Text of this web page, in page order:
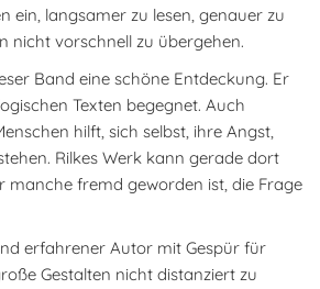
ein, langsamer zu lesen, genauer zu
nicht vorschnell zu übergehen.
Band eine schöne Entdeckung. Er
Texten begegnet. Auch
hilft, sich selbst, ihre Angst,
Rilkes Werk kann gerade dort
manche fremd geworden ist, die Frage
erfahrener Autor mit Gespür für
Gestalten nicht distanziert zu